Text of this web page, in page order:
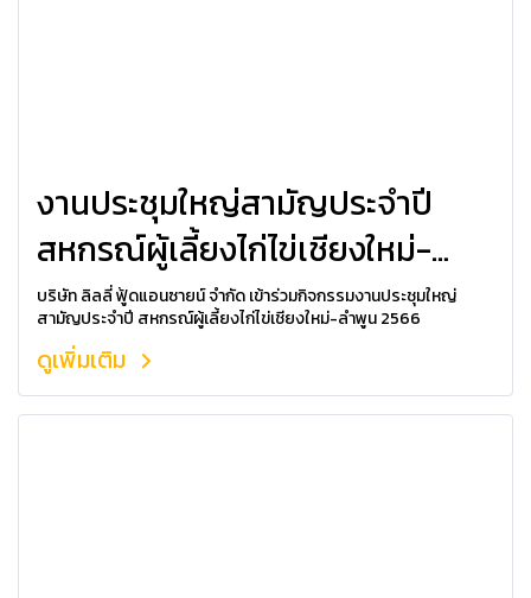
งานประชุมใหญ่สามัญประจำปี
สหกรณ์ผู้เลี้ยงไก่ไข่เชียงใหม่-
ลำพูน 2566
บริษัท ลิลลี่ ฟู้ดแอนซายน์ จำกัด เข้าร่วมกิจกรรมงานประชุมใหญ่
สามัญประจำปี สหกรณ์ผู้เลี้ยงไก่ไข่เชียงใหม่-ลำพูน 2566
ดูเพิ่มเติม